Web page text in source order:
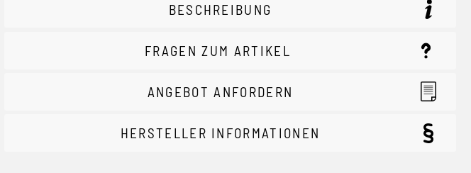
BESCHREIBUNG
FRAGEN ZUM ARTIKEL
ANGEBOT ANFORDERN
HERSTELLER INFORMATIONEN